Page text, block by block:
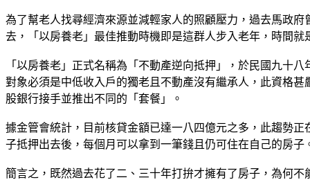
為了幫老人找尋經濟來源並減輕家人的照顧壓力，過去馬政
去，「以房養老」最佳推動時機即是這群人步入老年，時間就
「以房養老」正式名稱為「不動產逆向抵押」，於民國九十
對象必須是中低收入戶的獨老且不動產沒有繼承人，此資格
股銀行接手並推出不同的「套餐」。
據金管會統計，目前核貸金額已達一八四億元之多，此趨勢
子抵押出去後，每個月可以拿到一筆錢且仍可住在自己的房
簡言之，既然過去花了二、三十年打拚才擁有了房子，為何